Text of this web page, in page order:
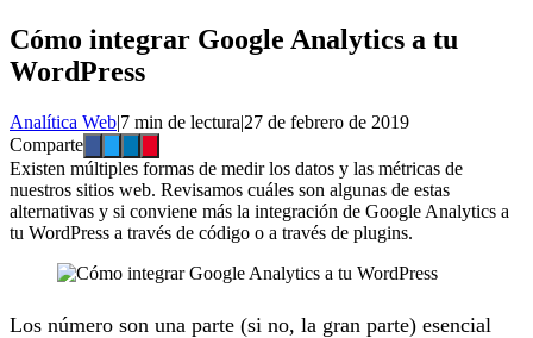
Cómo integrar Google Analytics a tu
WordPress
Analítica Web|7 min de lectura|27 de febrero de 2019
Comparte
Existen múltiples formas de medir los datos y las métricas de
nuestros sitios web. Revisamos cuáles son algunas de estas
alternativas y si conviene más la integración de Google Analytics a
tu WordPress a través de código o a través de plugins.
Los número son una parte (si no, la gran parte) esencial